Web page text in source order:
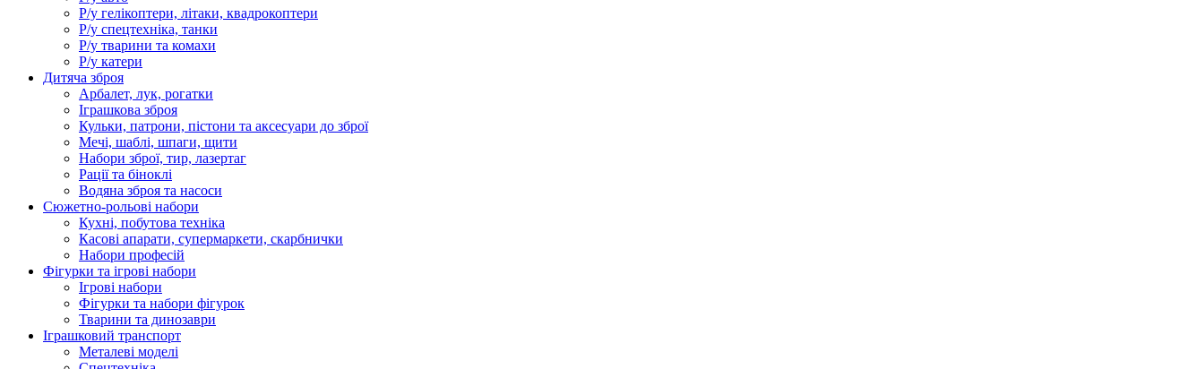
Р/у гелікоптери, літаки, квадрокоптери
Р/у спецтехніка, танки
Р/у тварини та комахи
Р/у катери
Дитяча зброя
Арбалет, лук, рогатки
Іграшкова зброя
Кульки, патрони, пістони та аксесуари до зброї
Мечі, шаблі, шпаги, щити
Набори зброї, тир, лазертаг
Рації та біноклі
Водяна зброя та насоси
Сюжетно-рольові набори
Кухні, побутова техніка
Касові апарати, супермаркети, скарбнички
Набори професій
Фігурки та ігрові набори
Ігрові набори
Фігурки та набори фігурок
Тварини та динозаври
Іграшковий транспорт
Металеві моделі